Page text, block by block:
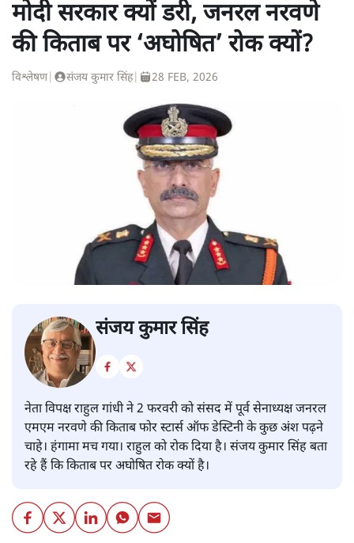
मोदी सरकार क्यों डरी, जनरल नरवणे
की किताब पर ‘अघोषित’ रोक क्यों?
विश्लेषण| संजय कुमार सिंह| 28 FEB, 2026
संजय कुमार सिंह
नेता विपक्ष राहुल गांधी ने 2 फरवरी को संसद में पूर्व सेनाध्यक्ष जनरल
एमएम नरवणे की किताब फोर स्टार्स ऑफ डेस्टिनी के कुछ अंश पढ़ने
चाहे। हंगामा मच गया। राहुल को रोक दिया है। संजय कुमार सिंह बता
रहे हैं कि किताब पर अघोषित रोक क्यों है।